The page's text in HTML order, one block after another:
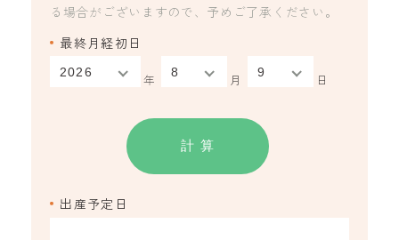
る場合がございますので、予めご了承ください。
最終月経初日
年 月 日
計 算
出産予定日